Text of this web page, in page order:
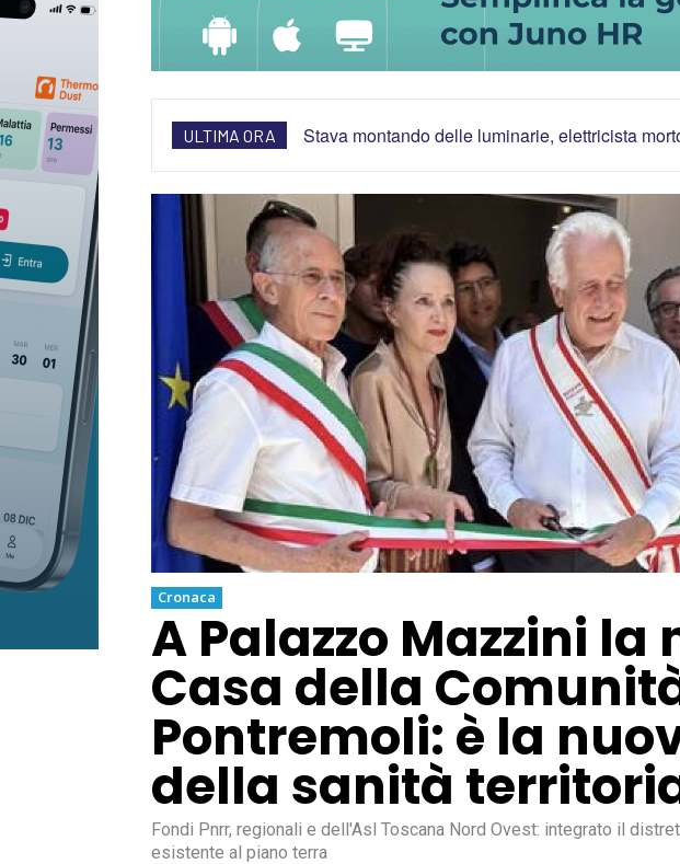
ULTIMA ORA Stava montando delle luminarie, elettricista
Cronaca
A Palazzo Mazzini la
Casa della
Pontremoli: è la
della sanità
Fondi Pnrr, regionali e dell'Asl Toscana Nord Ovest: integrato il
esistente al piano terra